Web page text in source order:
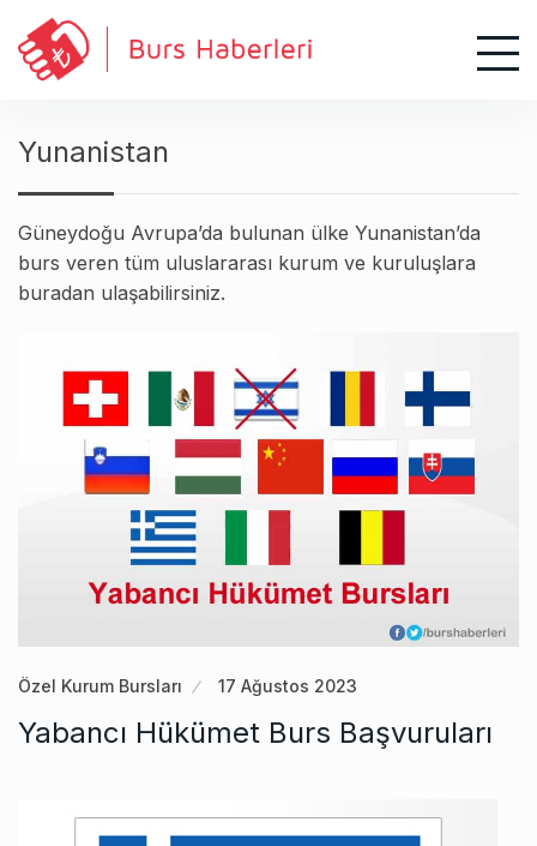
Yunanistan
Güneydoğu Avrupa’da bulunan ülke Yunanistan’da
burs veren tüm uluslararası kurum ve kuruluşlara
buradan ulaşabilirsiniz.
Özel Kurum Bursları 17 Ağustos 2023
Yabancı Hükümet Burs Başvuruları